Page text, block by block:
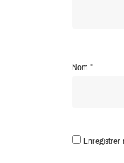
Nom*